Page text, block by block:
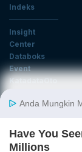
Indeks
Insight
Center
Databoks
Event
KatadataOto
Email